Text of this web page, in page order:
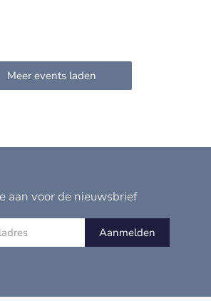
aan voor de nieuwsbrief
Aanmelden